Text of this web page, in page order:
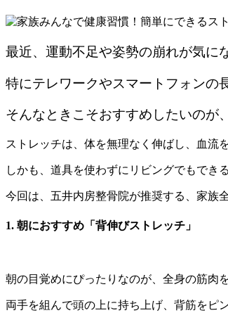
最近、運動不足や姿勢の崩れが気に
特にテレワークやスマートフォンの
そんなときこそおすすめしたいのが
ストレッチは、体を無理なく伸ばし、血流
しかも、道具を使わずにリビングでもでき
今回は、五井内房整骨院が推奨する、家族
1. 朝におすすめ「背伸びストレッチ」
朝の目覚めにぴったりなのが、全身の筋肉
両手を組んで頭の上に持ち上げ、背筋をピ